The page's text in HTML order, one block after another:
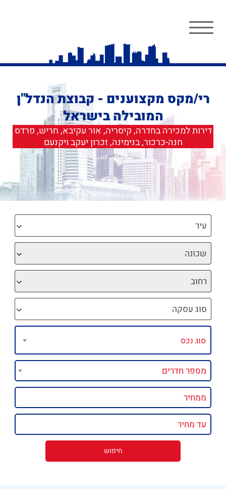
רי/מקס מקצוענים - קבוצת הנדל"ן
המובילה בישראל
דירות למכירה בחדרה, קיסריה, אור עקיבא, חריש, פרדס
חנה-כרכור, בנימינה, זכרון יעקב ויקנעם
עיר
שכונה
רחוב
סוג עסקה